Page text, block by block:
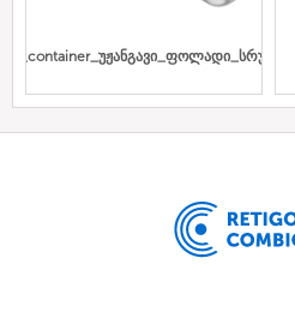
Gn_container_უჟანგავი_ფოლადი_სრული